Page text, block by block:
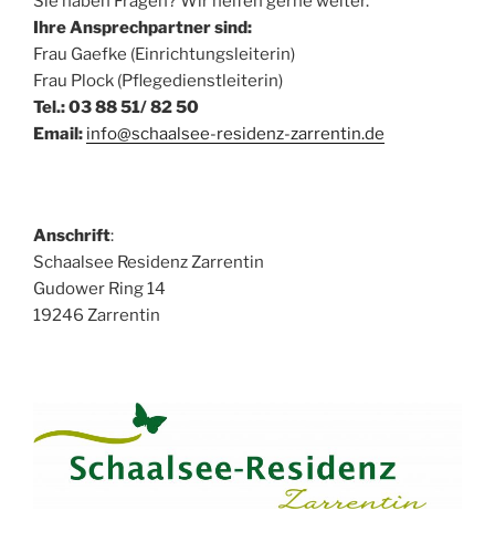
Ihre Ansprechpartner sind:
Frau Gaefke (Einrichtungsleiterin)
Frau Plock (Pflegedienstleiterin)
Tel.: 03 88 51/ 82 50
Email: info@schaalsee-residenz-zarrentin.de
Anschrift:
Schaalsee Residenz Zarrentin
Gudower Ring 14
19246 Zarrentin